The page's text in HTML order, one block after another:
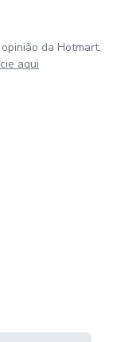
da Hotmart.
aqui